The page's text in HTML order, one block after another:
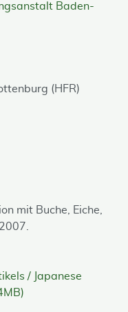
Baden-
(HFR)
mit Buche, Eiche,
/ Japanese